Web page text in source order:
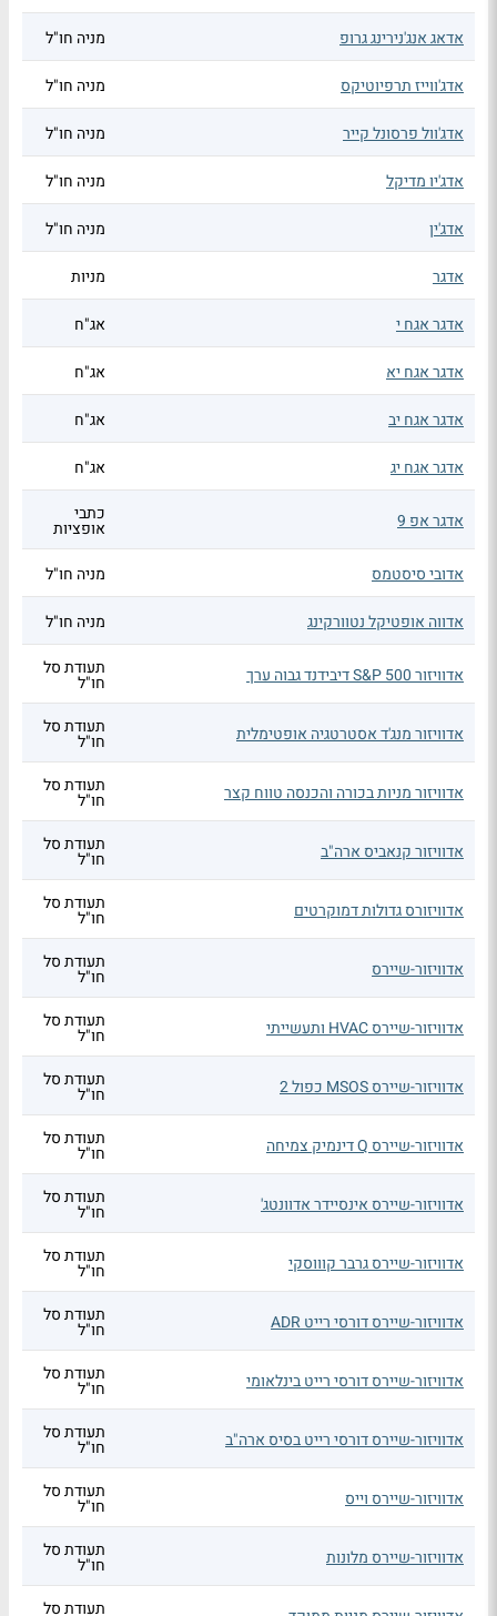
אדאג אנג'נירינג גרופ מניה חו"ל
אדג'ווייז תרפיוטיקס מניה חו"ל
אדג'וול פרסונל קייר מניה חו"ל
אדג'יו מדיקל מניה חו"ל
אדג'ין מניה חו"ל
אדגר מניות
אדגר אגח י אג"ח
אדגר אגח יא אג"ח
אדגר אגח יב אג"ח
אדגר אגח יג אג"ח
אדגר אפ 9 כתבי
אופציות
אדובי סיסטמס
מניה חו"ל
אדווה אופטיקל נטוורקינג מניה חו"ל
אדוויזור S&P 500 דיבידנד גבוה ערך תעודת סל
חו"ל
אדוויזור מנג'ד אסטרטגיה אופטימלית תעודת סל
חו"ל
אדוויזור מניות בכורה והכנסה טווח קצר תעודת סל
חו"ל
אדוויזור קנאביס ארה"ב תעודת סל
חו"ל
אדוויזורס גדולות דמוקרטים תעודת סל
חו"ל
אדוויזור-שיירס תעודת סל
חו"ל
אדוויזור-שיירס HVAC ותעשייתי תעודת סל
חו"ל
אדוויזור-שיירס MSOS כפול 2 תעודת סל
חו"ל
אדוויזור-שיירס Q דינמיק צמיחה תעודת סל
חו"ל
אדוויזור-שיירס אינסיידר אדוונטג' תעודת סל
חו"ל
אדוויזור-שיירס גרבר קוווסקי תעודת סל
חו"ל
אדוויזור-שיירס דורסי רייט ADR תעודת סל
חו"ל
אדוויזור-שיירס דורסי רייט בינלאומי תעודת סל
חו"ל
אדוויזור-שיירס דורסי רייט בסיס ארה"ב תעודת סל
חו"ל
אדוויזור-שיירס וייס תעודת סל
חו"ל
אדוויזור-שיירס מלונות תעודת סל
חו"ל
תעודת סל